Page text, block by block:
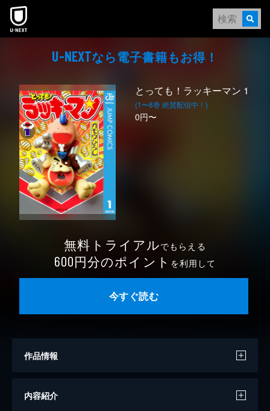
本文へスキップ
U-NEXTなら電⼦書籍もお得！
とっても！ラッキーマン 1
(1〜8巻 絶賛配信中！)
0円〜
無料トライアルでもらえる
600円分のポイント を利用して
今すぐ読む
作品情報
著者
内容紹介